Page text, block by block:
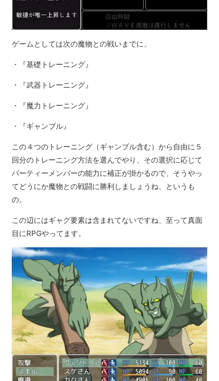
ゲームとしては次の魔物との戦いまでに、
・『基礎トレーニング』
・『武器トレーニング』
・『魔力トレーニング』
・『ギャンブル』
この４つのトレーニング（ギャンブル含む）から自由に５
回分のトレーニング方法を選んでやり、その選択に応じて
パーティーメンバーの能力に補正が掛かるので、そうやっ
てどうにか魔物との戦闘に勝利しましょうね、というも
の。
この辺にはギャグ要素は含まれてないですね、至って真面
目にRPGやってます。